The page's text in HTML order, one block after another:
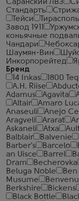
Саранский ЛВЗ
Стандартъ
Тейси
Завод 1911
коньячные
Чандари
Шаумян-Вин
Инкорпорейтед
Бренд
14 Inkas
1800
A.H. Riise
Adamus
Agavita
Altair
Amaro
Anaseuli
Anejo
Aragveli
Ararat
Askaneli
Atxa
Balblair
Balvenie
Barber's
Barcelo
an Uisce
Barrel
Dram
Becherovka
Beluga Noble
Musume
Berkshire
Bickens
Black Bottle